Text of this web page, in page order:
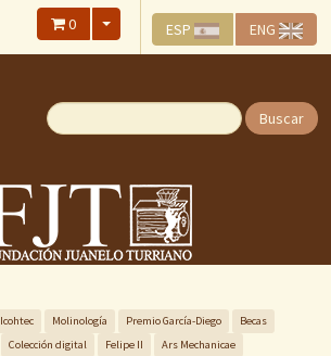
ESP ENG
0
Buscar
Icohtec Molinología Premio García-Diego
Becas
Colección digital Felipe II
Ars Mechanicae